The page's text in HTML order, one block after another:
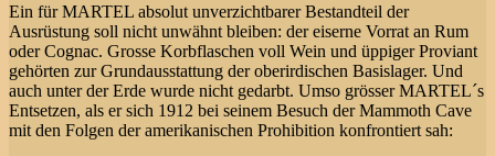
Ein für MARTEL absolut unverzichtbarer Bestandteil der
Ausrüstung soll nicht unwähnt bleiben: der eiserne Vorrat an Rum
oder Cognac. Grosse Korbflaschen voll Wein und üppiger Proviant
gehörten zur Grundausstattung der oberirdischen Basislager. Und
auch unter der Erde wurde nicht gedarbt. Umso grösser MARTEL´s
Entsetzen, als er sich 1912 bei seinem Besuch der Mammoth Cave
mit den Folgen der amerikanischen Prohibition konfrontiert sah: